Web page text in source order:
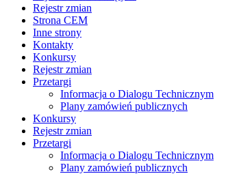
Rejestr zmian
Strona CEM
Inne strony
Kontakty
Konkursy
Rejestr zmian
Przetargi
Informacja o Dialogu Technicznym
Plany zamówień publicznych
Konkursy
Rejestr zmian
Przetargi
Informacja o Dialogu Technicznym
Plany zamówień publicznych